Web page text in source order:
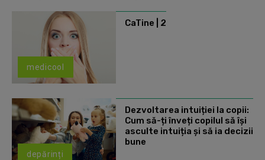
medicool
CaTine | 2
depărinți
Dezvoltarea intuiției la copii:
Cum să-ți înveți copilul să își
asculte intuiția și să ia decizii
bune